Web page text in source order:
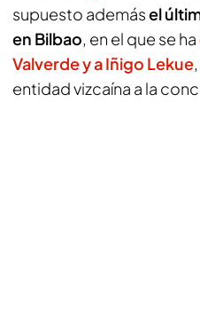
supuesto ademásel
en Bilbao, en el que se ha
Valverde y a Iñigo Lekue
entidad vizcaína a la